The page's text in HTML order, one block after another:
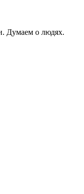
Думаем о людях.